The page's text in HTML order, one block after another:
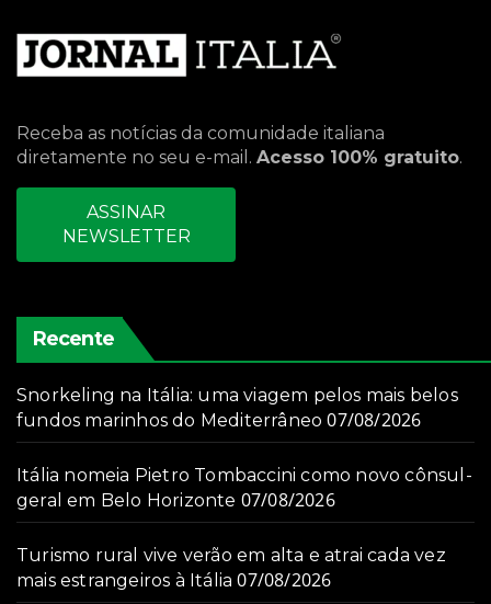
Receba as notícias da comunidade italiana
diretamente no seu e-mail. Acesso 100% gratuito.
ASSINAR
NEWSLETTER
Recente
Snorkeling na Itália: uma viagem pelos mais belos
fundos marinhos do Mediterrâneo 07/08/2026
Itália nomeia Pietro Tombaccini como novo cônsul-
geral em Belo Horizonte 07/08/2026
Turismo rural vive verão em alta e atrai cada vez
mais estrangeiros à Itália 07/08/2026